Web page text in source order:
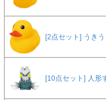
[2点セット] うき
[10点セット] 人形